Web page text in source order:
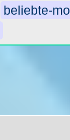
beliebte-